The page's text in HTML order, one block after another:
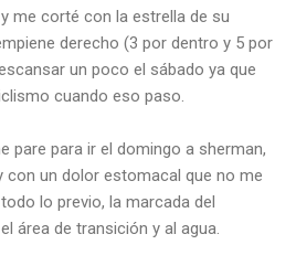
me corté con la estrella de su
derecho (3 por dentro y 5 por
un poco el sábado ya que
cuando eso paso.
pare para ir el domingo a sherman,
con un dolor estomacal que no me
lo previo, la marcada del
área de transición y al agua.